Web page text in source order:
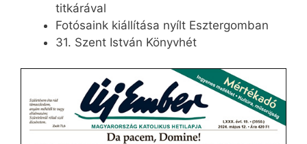
titkárával
Fotósaink kiállítása nyílt Esztergomban
31. Szent István Könyvhét